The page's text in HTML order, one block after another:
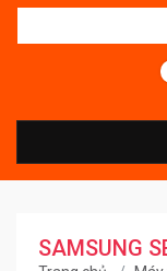
SAMSUNG